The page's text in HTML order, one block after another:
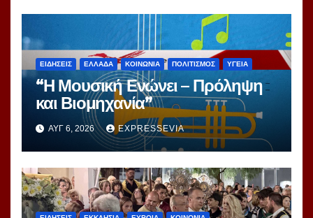
ΕΙΔΗΣΕΙΣ ΕΛΛΑΔΑ ΚΟΙΝΩΝΙΑ ΠΟΛΙΤΙΣΜΟΣ ΥΓΕΙΑ
“Η Μουσική Ενώνει – Πρόληψη
και Βιομηχανία”
ΑΥΓ 6, 2026 EXPRESSEVIA